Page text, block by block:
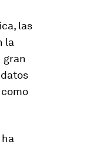
las
la
gran